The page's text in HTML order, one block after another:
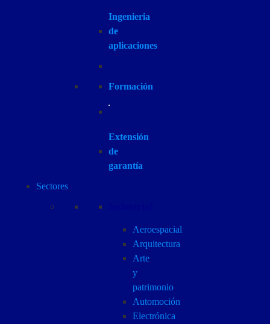
Ingenieria
de
aplicaciones
Formación
Extensión
de
garantía
Sectores
Aeroespacial
Arquitectura
Arte
y
patrimonio
Automoción
Electrónica